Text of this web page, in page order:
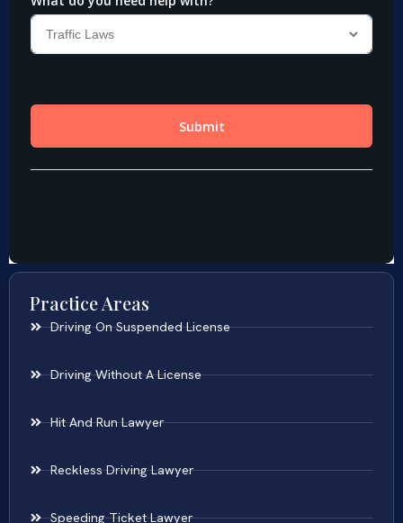
Practice Areas
Driving On Suspended License
Driving Without A License
Hit And Run Lawyer
Reckless Driving Lawyer
Speeding Ticket Lawyer